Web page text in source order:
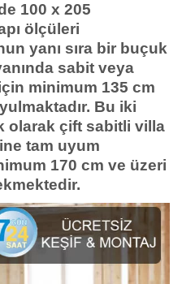
100 x 205
ölçüleri
yanı sıra bir buçuk
sabit veya
minimum 135 cm
Bu iki
olarak çift sabitli villa
tam uyum
170 cm ve üzeri